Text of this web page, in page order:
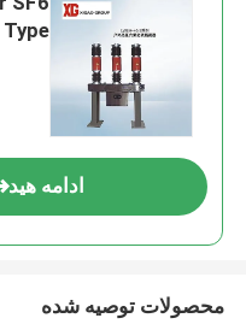
ادامه هید
محصولات توصیه شده